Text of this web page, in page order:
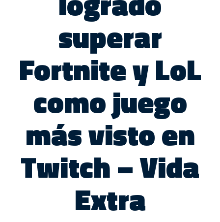
superar
Fortnite y LoL
como juego
más visto en
Twitch – Vida
Extra